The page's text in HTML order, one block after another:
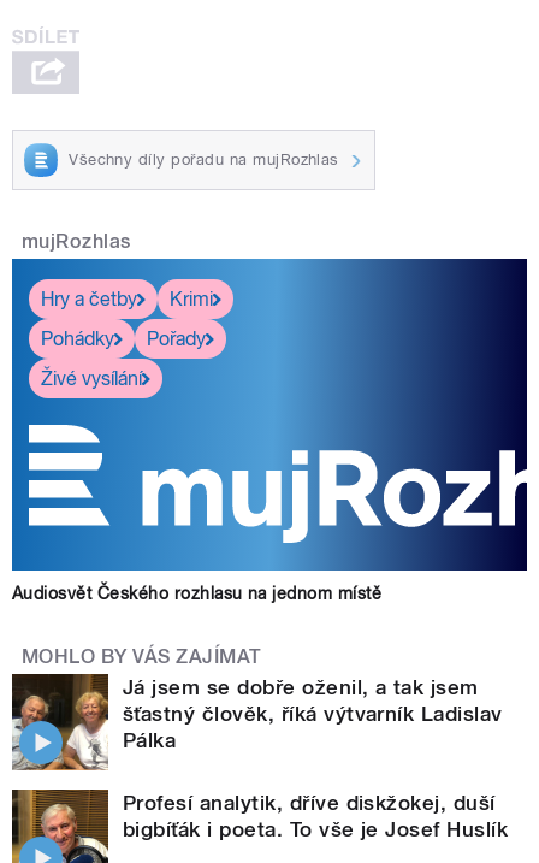
Všechny díly pořadu na mujRozhlas
mujRozhlas
Hry a četby
Krimi
Pohádky
Pořady
Živé vysílání
Audiosvět Českého rozhlasu na jednom místě
MOHLO BY VÁS ZAJÍMAT
Já jsem se dobře oženil, a tak jsem
šťastný člověk, říká výtvarník Ladislav
Pálka
Profesí analytik, dříve diskžokej, duší
bigbíťák i poeta. To vše je Josef Huslík